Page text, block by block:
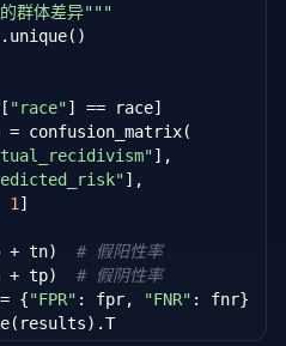
群体差异"""
"race"] == race]
= confusion_matrix(
],
],
1 ]
+ tn)
# 假阳性率
+ tp)
# 假阴性率
{
"FPR" : fpr, "FNR" : fnr}